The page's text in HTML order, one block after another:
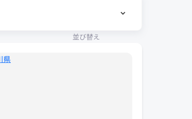
並び替え